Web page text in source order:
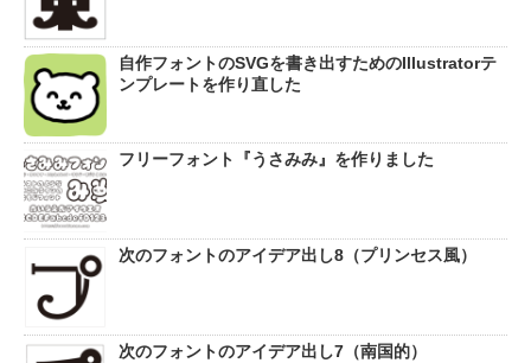
自作フォントのSVGを書き出すためのIllustratorテ
ンプレートを作り直した
フリーフォント『うさみみ』を作りました
次のフォントのアイデア出し8（プリンセス風）
次のフォントのアイデア出し7（南国的）